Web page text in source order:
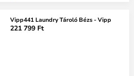
Vipp441 Laundry Tároló Bézs - Vipp
221 799 Ft